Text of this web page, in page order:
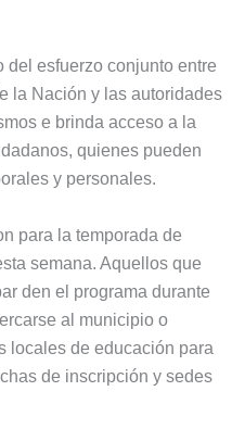
del esfuerzo conjunto entre
la Nación y las autoridades
e brinda acceso a la
quienes pueden
y personales.
para la temporada de
semana. Aquellos que
den el programa durante
al municipio o
locales de educación para
de inscripción y sedes